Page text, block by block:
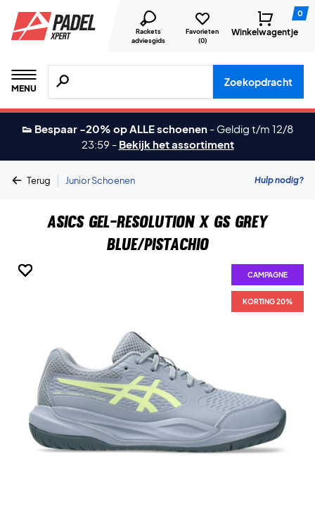
Rackets
adviesgids
Favorieten
(0)
0
Winkelwagentje
MENU
Zoeken naar producten, merken etc.
Zoekopdracht
👟 Bespaar -20% op ALLE schoenen - Geldig t/m 12/8
23:59 - Bekijk het assortiment
Terug | Junior Schoenen Hulp nodig?
Asics Gel-Resolution X GS Grey
Blue/Pistachio
CAMPAGNE
KORTING 20%
CAMPAGNE
KORTING 20%
CAMPAGNE
KORTING 20%
CAMPAGNE
KORTING 20%
CAMPAGNE
KORTING 20%
CAMPAGNE
KORTING 20%